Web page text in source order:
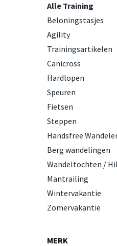
Alle Training
Beloningstasjes
Agility
Trainingsartikelen
Canicross
Hardlopen
Speuren
Fietsen
Steppen
Handsfree
Berg wandelingen
Wandeltochten /
Mantrailing
Wintervakantie
Zomervakantie
MERK